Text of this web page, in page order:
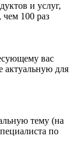
и услуг,
чем 100 раз
вас
для
тему (на
по